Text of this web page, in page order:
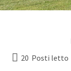
20 Posti letto